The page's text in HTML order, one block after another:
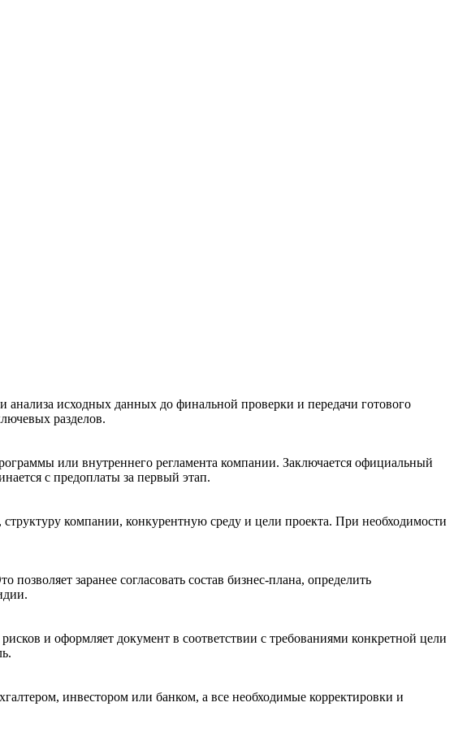
анализа исходных данных до финальной проверки и передачи готового
разделов.
или внутреннего регламента компании. Заключается официальный
с предоплаты за первый этап.
компании, конкурентную среду и цели проекта. При необходимости
заранее согласовать состав бизнес-плана, определить
и оформляет документ в соответствии с требованиями конкретной цели
инвестором или банком, а все необходимые корректировки и